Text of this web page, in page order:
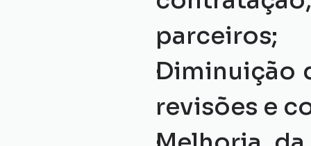
parceiros;
Diminuição
revisões e